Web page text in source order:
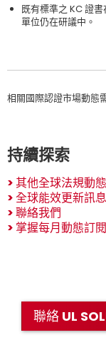
既有標準之 KC 證
單位仍在研議中。
相關國際認證市場動態
持續探索
>其他全球法規動態
>全球能效更新訊息
>聯絡我們
> 掌握每月動態訂
聯絡 UL